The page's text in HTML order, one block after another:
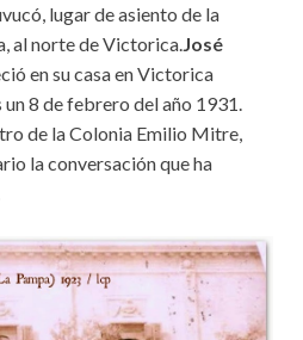
lugar de asiento de la
al norte de Victorica. José
en su casa en Victorica
8 de febrero del año 1931.
de la Colonia Emilio Mitre,
la conversación que ha